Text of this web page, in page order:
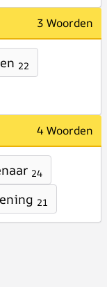
3 Woorden
22
4 Woorden
24
ening 21